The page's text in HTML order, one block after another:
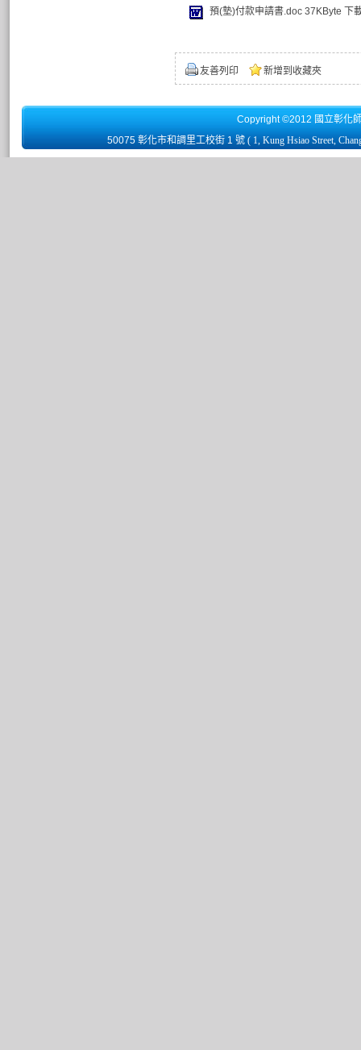
預(墊)付款申請書.doc 37KByte 下
友善列印 新增到收藏夾
Copyright ©2012 國立彰化
50075 彰化市和調里工校街 1 號 ( 1, Kung Hsiao Street,